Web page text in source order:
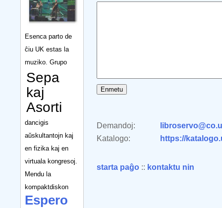
Esenca parto de
ĉiu UK estas la
muziko. Grupo
Sepa
kaj
Asorti
dancigis
aŭskultantojn kaj
en fizika kaj en
virtuala kongresoj.
Mendu la
kompaktdiskon
Espero
Demandoj:
Katalogo:
https://
starta paĝo :: kontaktu nin